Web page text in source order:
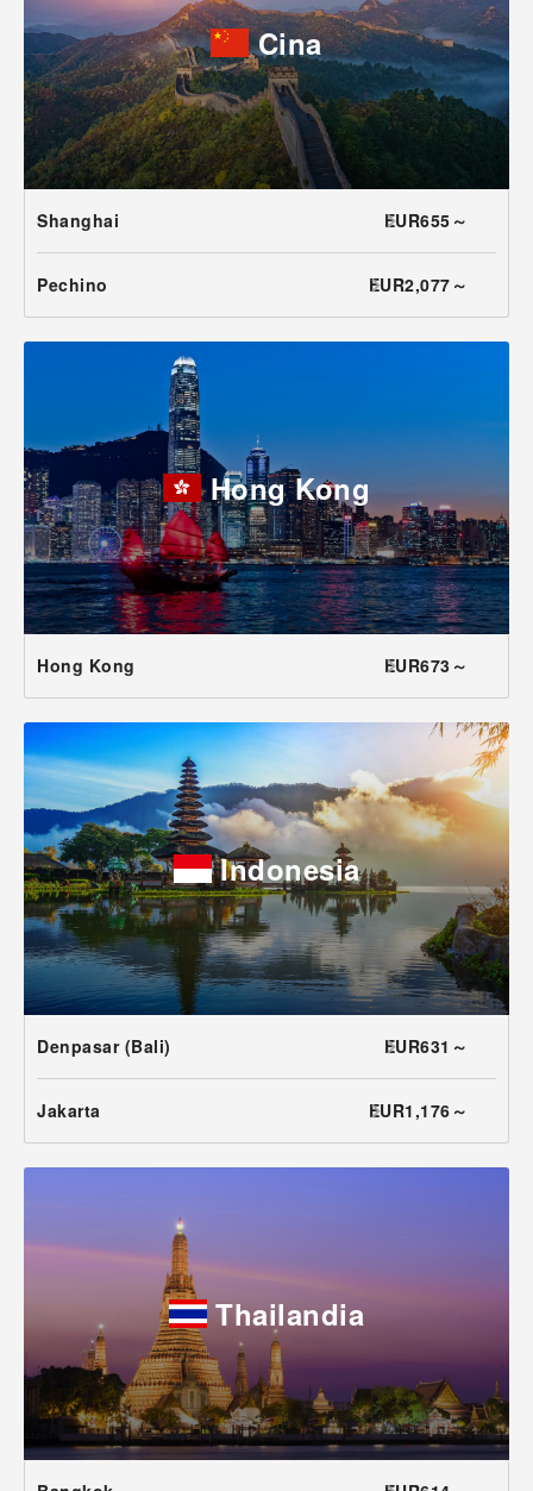
Cina
Shanghai EUR655～
Pechino EUR2,077～
Hong Kong
Hong Kong EUR673～
Indonesia
Denpasar (Bali) EUR631～
Jakarta EUR1,176～
Thailandia